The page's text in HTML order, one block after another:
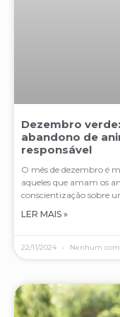
Dezembro
abandono de
responsável
O mês de dezembro é
aqueles que amam os
conscientização sobre
LER MAIS »
22/11/2024 Nenhum